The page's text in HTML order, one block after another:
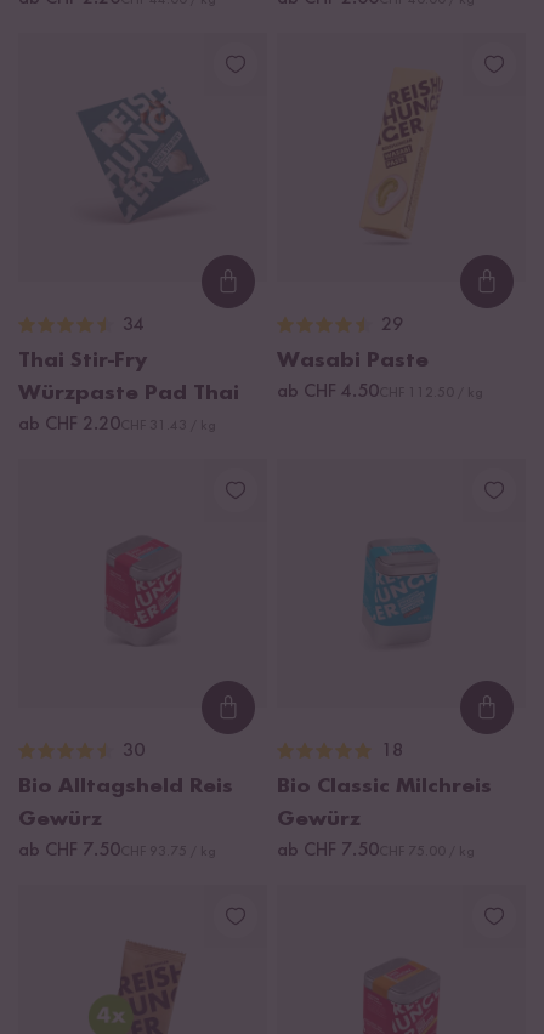
Loading...
34
Thai Stir-Fry
Würzpaste Pad Thai
ab CHF 2.20
29
Wasabi Paste
ab CHF 4.50
Loading...
30
Bio Alltagsheld Reis
Gewürz
ab CHF 7.50
18
Bio Classic Milchreis
Gewürz
ab CHF 7.50